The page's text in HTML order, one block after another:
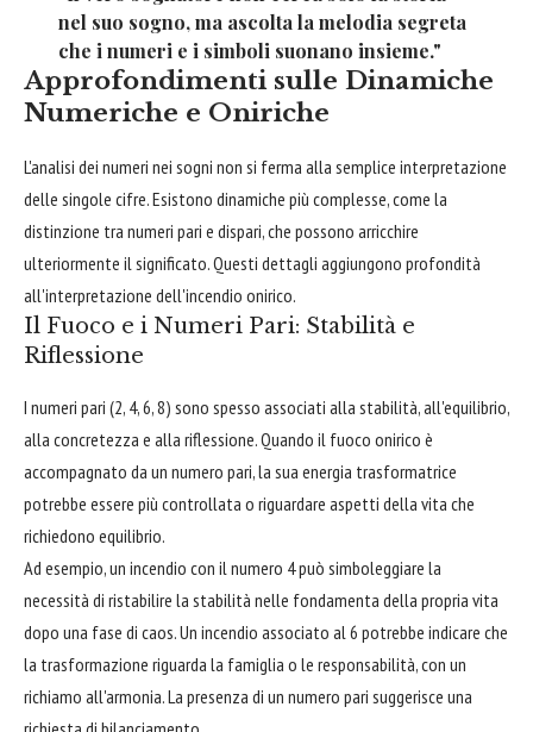
nel suo sogno, ma ascolta la melodia segreta
che i numeri e i simboli suonano insieme."
Approfondimenti sulle Dinamiche
Numeriche e Oniriche
L'analisi dei numeri nei sogni non si ferma alla semplice interpretazione
delle singole cifre. Esistono dinamiche più complesse, come la
distinzione tra numeri pari e dispari, che possono arricchire
ulteriormente il significato. Questi dettagli aggiungono profondità
all'interpretazione dell'incendio onirico.
Il Fuoco e i Numeri Pari: Stabilità e
Riflessione
I numeri pari (2, 4, 6, 8) sono spesso associati alla stabilità, all'equilibrio,
alla concretezza e alla riflessione. Quando il fuoco onirico è
accompagnato da un numero pari, la sua energia trasformatrice
potrebbe essere più controllata o riguardare aspetti della vita che
richiedono equilibrio.
Ad esempio, un incendio con il numero 4 può simboleggiare la
necessità di ristabilire la stabilità nelle fondamenta della propria vita
dopo una fase di caos. Un incendio associato al 6 potrebbe indicare che
la trasformazione riguarda la famiglia o le responsabilità, con un
richiamo all'armonia. La presenza di un numero pari suggerisce una